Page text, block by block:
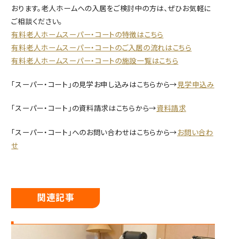
おります。老人ホームへの入居をご検討中の方は、ぜひお気軽に
ご相談ください。
有料老人ホームスーパー・コートの特徴はこちら
有料老人ホームスーパー・コートのご入居の流れはこちら
有料老人ホームスーパー・コートの施設一覧はこちら
「スーパー・コート」の見学お申し込みはこちらから→ 見学申込み
「スーパー・コート」の資料請求はこちらから→資料請求
「スーパー・コート」へのお問い合わせはこちらから→お問い合わ
せ
関連記事